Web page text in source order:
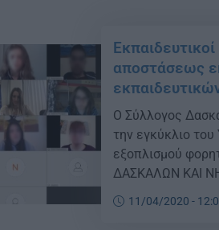
αποστάσεως
Ο Σύλλογος
την εγκύκλιο
εξοπλισμού
ΔΑΣΚΑΛΩΝ ΚΑΙ
της κοινωνίας,
από το
11/04/2020 -